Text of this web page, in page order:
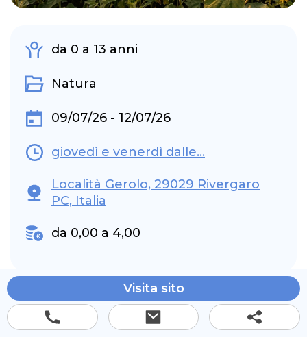
da 0 a 13 anni
Natura
09/07/26 - 12/07/26
giovedì e venerdì dalle...
Località Gerolo, 29029 Rivergaro
PC, Italia
da 0,00 a 4,00
Il Campo di Girasoli di Bosco Gerolo è molto
più di un campo fiorito. È un luogo dove
Visita sito